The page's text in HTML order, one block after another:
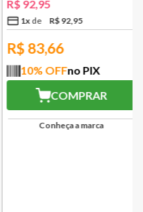
OFF
-10% Pix
Melhor Preço!
Escumadeira Rasa em Aço
Inoxidável 346 mm Bsf
169,00